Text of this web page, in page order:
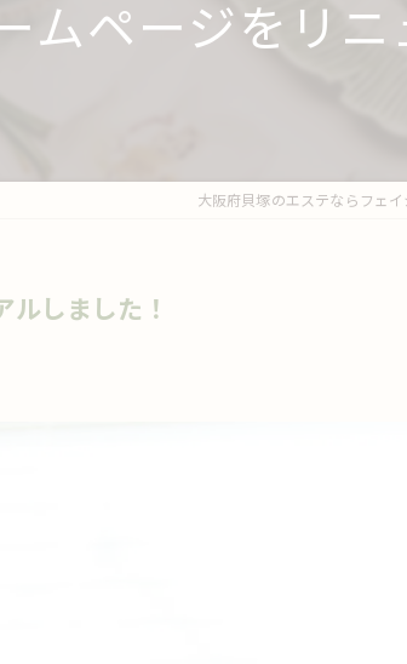
ムページをリニ
大阪府貝塚のエステならフェ
ルしました！